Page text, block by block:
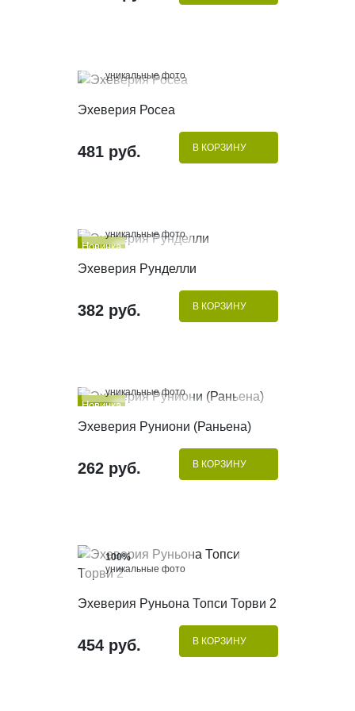
уникальные фото
Эхеверия Росеа
481 руб. В КОРЗИНУ
Новинка
уникальные фото
Эхеверия Рунделли
382 руб. В КОРЗИНУ
Новинка
Хит
уникальные фото
Эхеверия Руниони (Раньена)
262 руб. В КОРЗИНУ
100%
уникальные фото
КУПИТЬ В 1 КЛИК
Эхеверия Руньона Топси Торви 2
454 руб. В КОРЗИНУ